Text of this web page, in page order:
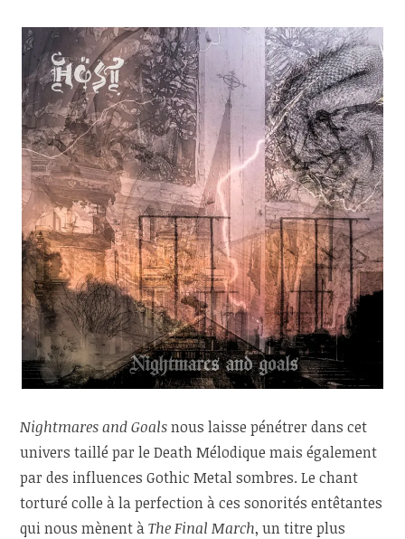
Nightmares and Goalsnous laisse pénétrer dans cet
univers taillé par le Death Mélodique mais également
par des influences Gothic Metal sombres. Le chant
torturé colle à la perfection à ces sonorités entêtantes
qui nous mènent àThe Final March, un titre plus